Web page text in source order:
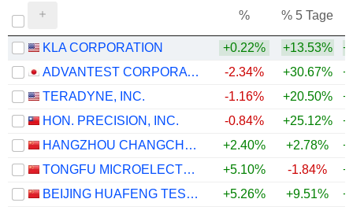
% % 5 Tage
KLA CORPORATION +0.22% +13.53%
ADVANTEST CORPORATION
-2.34% +30.67%
TERADYNE, INC.
-1.16% +20.50%
HON. PRECISION, INC.
-0.84% +25.12%
HANGZHOU CHANGCHUAN TECHNOLOGY CO.,LTD
+2.40% +2.78%
TONGFU MICROELECTRONICS CO.,LTD
+5.10% -1.84%
BEIJING HUAFENG TEST & CONTROL TECHNOLOGY CO.,LTD.
+5.26% +9.51%